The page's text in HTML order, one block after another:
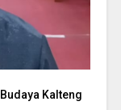
Kalteng